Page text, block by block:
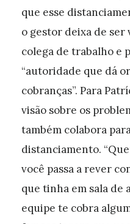
que esse
o gestor deixa de ser
colega de trabalho e
“autoridade que dá
cobranças”. Para
visão sobre os
também colabora
distanciamento.
você passa a rever
que tinha em sala de
equipe te cobra